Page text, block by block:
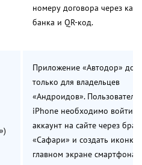
номеру договора через
банка и QR-код.
Приложение «Автодор»
только для владельцев
«Андроидов».
iPhone необходимо войти в
аккаунт на сайте через
«Сафари» и создать иконку
главном экране смартфона.